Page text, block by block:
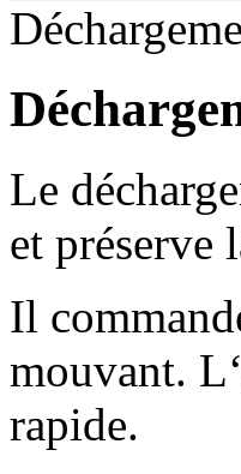
Le
et préserve
Il
mouvant.
rapide.